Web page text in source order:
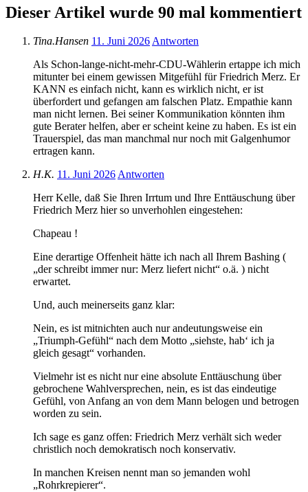
Dieser Artikel wurde 90 mal kommentiert
Tina.Hansen 11. Juni 2026Antworten
Als Schon-lange-nicht-mehr-CDU-Wählerin ertappe ich mich
mitunter bei einem gewissen Mitgefühl für Friedrich Merz. Er
KANN es einfach nicht, kann es wirklich nicht, er ist
überfordert und gefangen am falschen Platz. Empathie kann
man nicht lernen. Bei seiner Kommunikation könnten ihm
gute Berater helfen, aber er scheint keine zu haben. Es ist ein
Trauerspiel, das man manchmal nur noch mit Galgenhumor
ertragen kann.
H.K. 11. Juni 2026Antworten
Herr Kelle, daß Sie Ihren Irrtum und Ihre Enttäuschung über
Friedrich Merz hier so unverhohlen eingestehen:
Chapeau !
Eine derartige Offenheit hätte ich nach all Ihrem Bashing (
„der schreibt immer nur: Merz liefert nicht“ o.ä. ) nicht
erwartet.
Und, auch meinerseits ganz klar:
Nein, es ist mitnichten auch nur andeutungsweise ein
„Triumph-Gefühl“ nach dem Motto „siehste, hab‘ ich ja
gleich gesagt“ vorhanden.
Vielmehr ist es nicht nur eine absolute Enttäuschung über
gebrochene Wahlversprechen, nein, es ist das eindeutige
Gefühl, von Anfang an von dem Mann belogen und betrogen
worden zu sein.
Ich sage es ganz offen: Friedrich Merz verhält sich weder
christlich noch demokratisch noch konservativ.
In manchen Kreisen nennt man so jemanden wohl
„Rohrkrepierer“.